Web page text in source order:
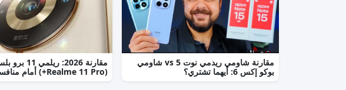
مقارنة شاومي ريدمي نوت 5 vs شاومي
بوكو إكس 6: أيهما تشتري؟
مقارنة 2026: ريلمي 11
(Realme 11 Pro+) أمام منافسه الحديث